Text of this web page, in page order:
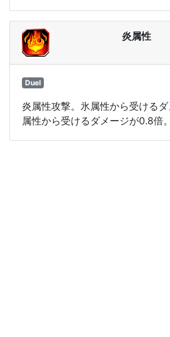
炎属性
Duel
炎属性攻撃。氷属性から受ける
属性から受けるダメージが0.8倍。